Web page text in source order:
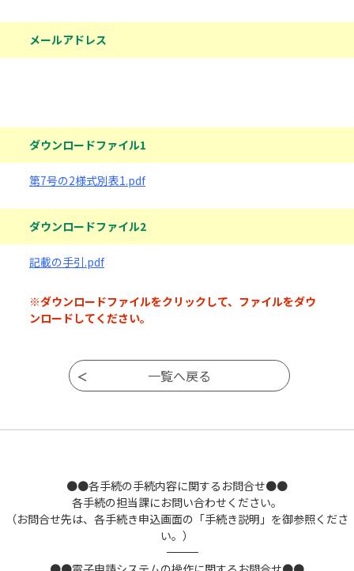
メールアドレス
ダウンロードファイル1
第7号の2様式別表1.pdf
ダウンロードファイル2
記載の手引.pdf
※ダウンロードファイルをクリックして、ファイルをダウ
ンロードしてください。
●●各手続の手続内容に関するお問合せ●●
各手続の担当課にお問い合わせください。
（お問合せ先は、各手続き申込画面の「手続き説明」を御参照くださ
い。）
――――――――――――――――――――――――――――――――――――――――――――――――――